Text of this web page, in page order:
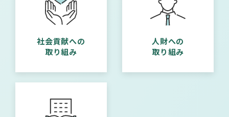
社会貢献への
取り組み
人財への
取り組み